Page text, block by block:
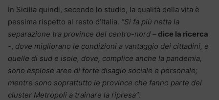
In Sicilia quindi, secondo lo studio, la qualità della vita è
pessima rispetto al resto d’Italia. “Si fa più netta la
separazione tra province del centro-nord – dice la ricerca
-, dove migliorano le condizioni a vantaggio dei cittadini, e
quelle di sud e isole, dove, complice anche la pandemia,
sono esplose aree di forte disagio sociale e personale;
mentre sono soprattutto le province che fanno parte del
cluster Metropoli a trainare la ripresa”.